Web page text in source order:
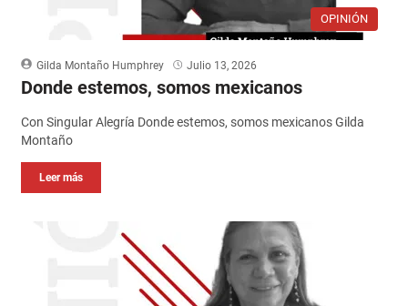
OPINIÓN
Gilda Montaño Humphrey Julio 13, 2026
Donde estemos, somos mexicanos
Con Singular Alegría Donde estemos, somos mexicanos Gilda
Montaño
Leer más